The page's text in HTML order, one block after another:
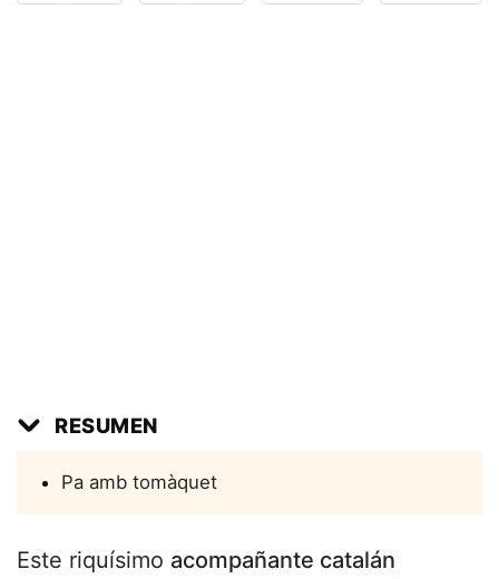
RESUMEN
Pa amb tomàquet
Este riquísimo acompañante catalán